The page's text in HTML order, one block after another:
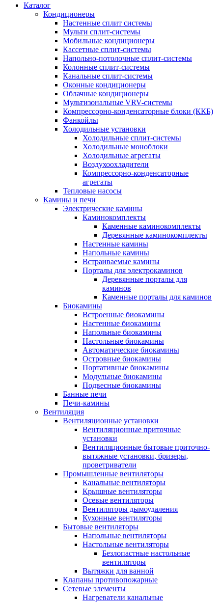
Каталог
Кондиционеры
Настенные сплит системы
Мульти сплит-системы
Мобильные кондиционеры
Кассетные сплит-системы
Напольно-потолочные сплит-системы
Колонные сплит-системы
Канальные сплит-системы
Оконные кондиционеры
Облачные кондиционеры
Мультизональные VRV-системы
Компрессорно-конденсаторные блоки (ККБ)
Фанкойлы
Холодильные установки
Холодильные сплит-системы
Холодильные моноблоки
Холодильные агрегаты
Воздухоохладители
Компрессорно-конденсаторные
агрегаты
Тепловые насосы
Камины и печи
Электрические камины
Каминокомплекты
Каменные каминокомплекты
Деревянные каминокомплекты
Настенные камины
Напольные камины
Встраиваемые камины
Порталы для электрокаминов
Деревянные порталы для
каминов
Каменные порталы для каминов
Биокамины
Встроенные биокамины
Настенные биокамины
Напольные биокамины
Настольные биокамины
Автоматические биокамины
Островные биокамины
Портативные биокамины
Модульные биокамины
Подвесные биокамины
Банные печи
Печи-камины
Вентиляция
Вентиляционные установки
Вентиляционные приточные
установки
Вентиляционные бытовые приточно-
вытяжные установки, бризеры,
проветриватели
Промышленные вентиляторы
Канальные вентиляторы
Крышные вентиляторы
Осевые вентиляторы
Вентиляторы дымоудаления
Кухонные вентиляторы
Бытовые вентиляторы
Напольные вентиляторы
Настольные вентиляторы
Безлопастные настольные
вентиляторы
Вытяжки для ванной
Клапаны противопожарные
Сетевые элементы
Нагреватели канальные